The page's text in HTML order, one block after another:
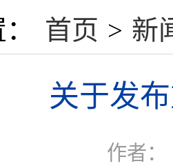
首页 > 新
关于发
作者：